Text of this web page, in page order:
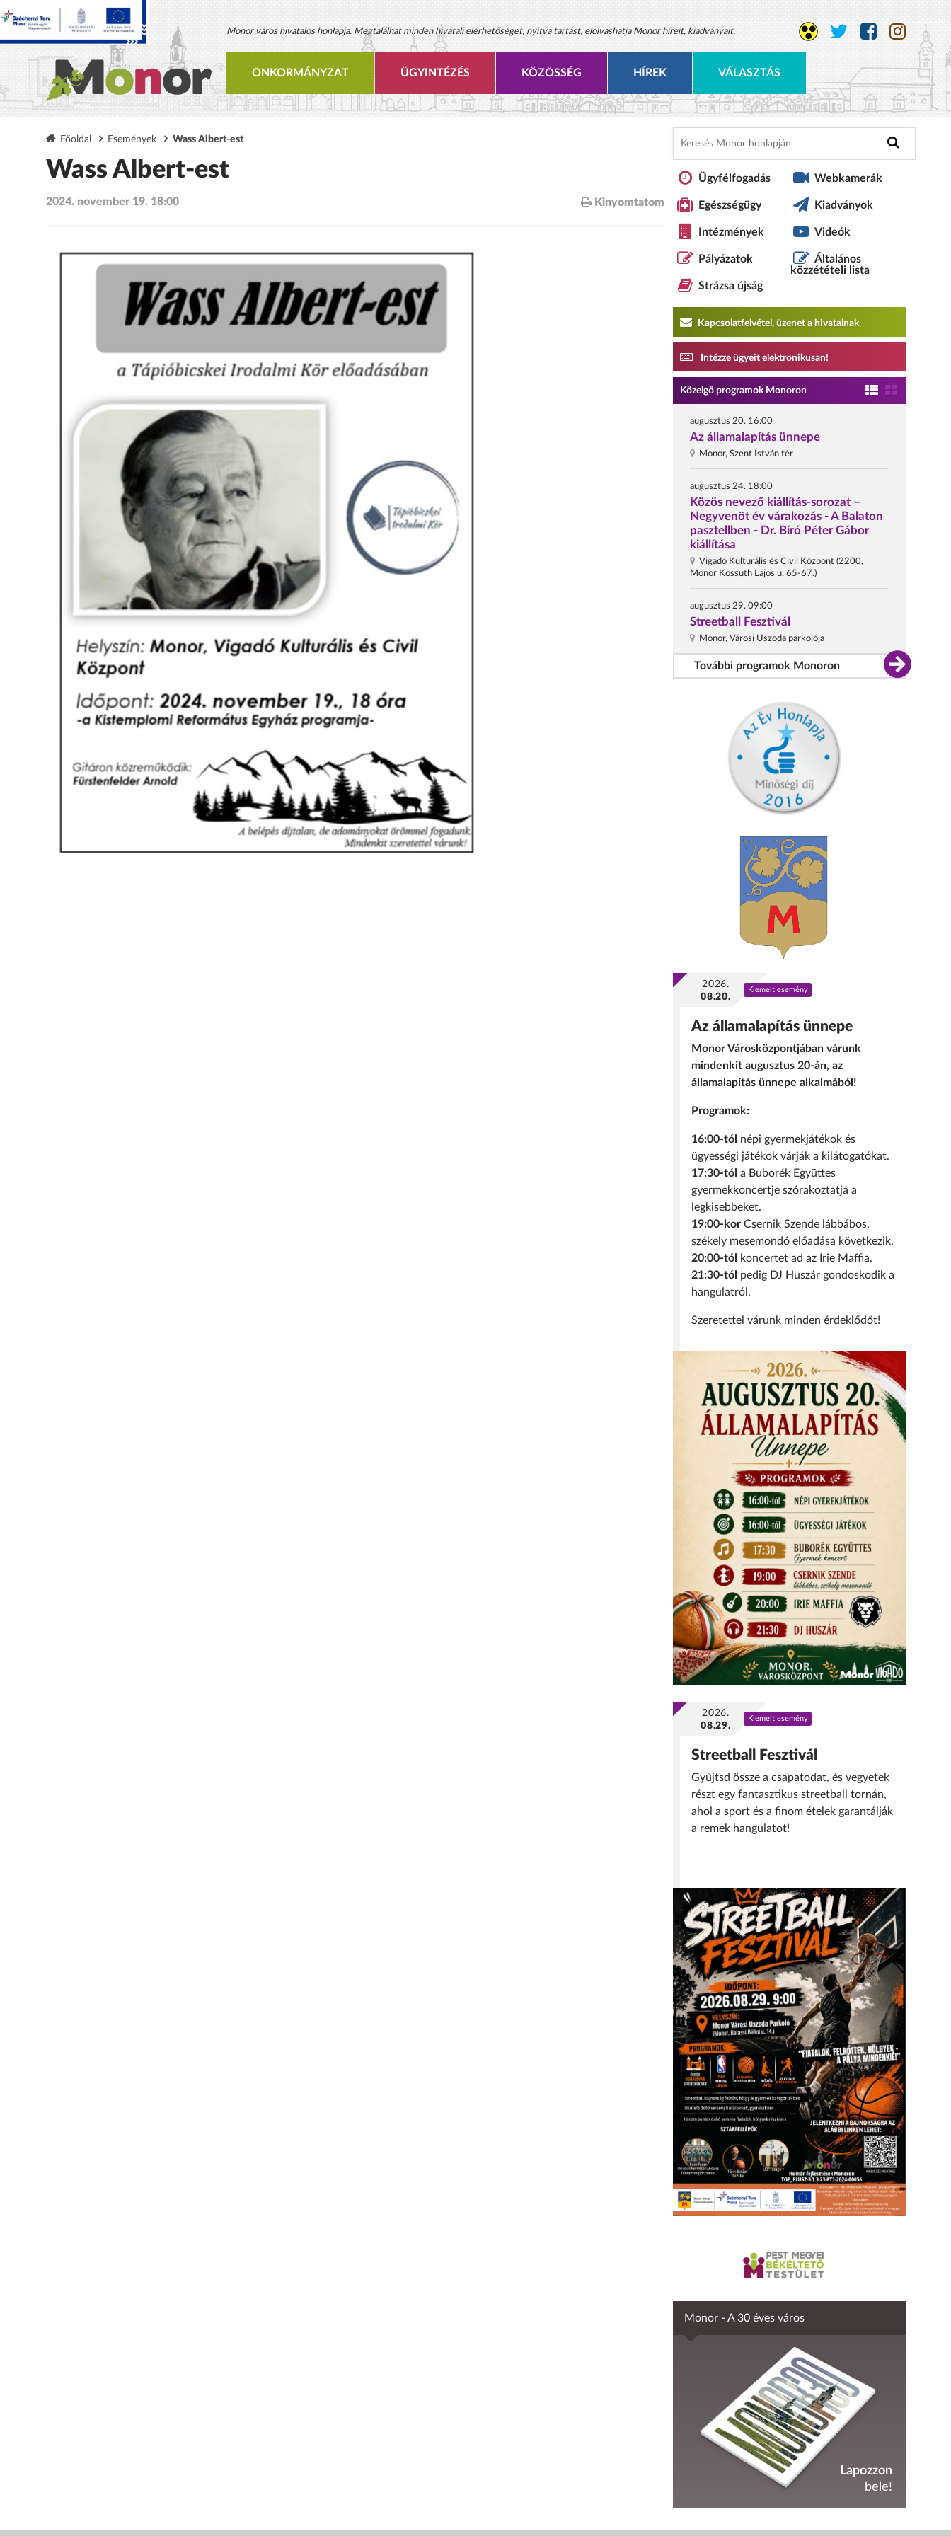
Monor város hivatalos honlapja. Megtalálhat minden hivatali elérhetőséget, nyitva tartást, elolvashatja Monor híreit, kiadványait.
ÖNKORMÁNYZAT ÜGYINTÉZÉS KÖZÖSSÉG HÍREK VÁLASZTÁS
Főoldal Események Wass Albert-est
Wass Albert-est
2024. november 19. 18:00 Kinyomtatom
Ügyfélfogadás
Egészségügy
Intézmények
Pályázatok
Strázsa újság
Webkamerák
Kiadványok
Videók
Általános
közzétételi lista
Kapcsolatfelvétel, üzenet a hivatalnak
Intézze ügyeit elektronikusan!
Közelgő programok Monoron
augusztus 20. 16:00
Az államalapítás ünnepe
Monor, Szent István tér
augusztus 24. 18:00
Közös nevező kiállítás-sorozat –
Negyvenöt év várakozás - A Balaton
pasztellben - Dr. Bíró Péter Gábor
kiállítása
Vigadó Kulturális és Civil Központ (2200,
Monor Kossuth Lajos u. 65-67.)
augusztus 29. 09:00
Streetball Fesztivál
Monor, Városi Uszoda parkolója
További programok Monoron
2026.
08.20.
Kiemelt esemény
Az államalapítás ünnepe
Monor Városközpontjában várunk
mindenkit augusztus 20-án, az
államalapítás ünnepe alkalmából!
Programok:
16:00-tól népi gyermekjátékok és
ügyességi játékok várják a kilátogatókat.
17:30-tól a Buborék Együttes
gyermekkoncertje szórakoztatja a
legkisebbeket.
19:00-kor Csernik Szende lábbábos,
székely mesemondó előadása következik.
20:00-tól
koncertet ad az Irie Maffia.
21:30-tól pedig DJ Huszár gondoskodik a
hangulatról.
Szeretettel várunk minden érdeklődőt!
2026.
08.29.
Kiemelt esemény
Streetball Fesztivál
Gyűjtsd össze a csapatodat, és vegyetek
részt egy fantasztikus streetball tornán,
ahol a sport és a finom ételek garantálják
a remek hangulatot!
Monor - A 30 éves város
Lapozzon
bele!